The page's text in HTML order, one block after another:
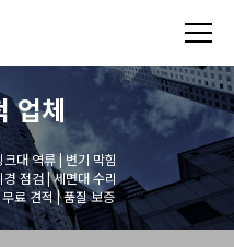
업체
대 역류 | 변기 막힘
점검 | 세면대 수리
료 견적 | 품질 보증